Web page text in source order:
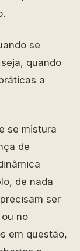
se
quando
a
se mistura
de
de nada
ser
no
em questão,